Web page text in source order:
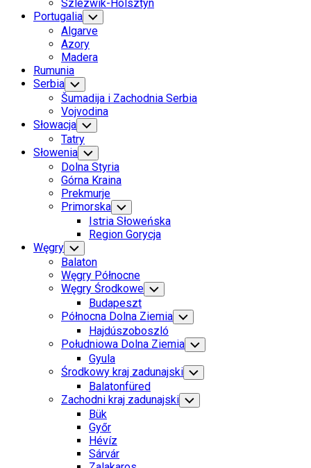
Szlezwik-Holsztyn
Portugalia Toggle
Child
Menu
Algarve
Azory
Madera
Rumunia
Serbia Toggle
Child
Menu
Šumadija i Zachodnia Serbia
Vojvodina
Słowacja Toggle
Child
Menu
Tatry
Słowenia Toggle
Child
Menu
Dolna Styria
Górna Kraina
Prekmurje
Primorska Toggle
Child
Menu
Istria Słoweńska
Region Gorycja
Węgry Toggle
Child
Menu
Balaton
Węgry Północne
Węgry Środkowe Toggle
Child
Menu
Budapeszt
Północna Dolna Ziemia Toggle
Child
Menu
Hajdúszoboszló
Południowa Dolna Ziemia Toggle
Child
Menu
Gyula
Środkowy kraj zadunajski Toggle
Child
Menu
Balatonfüred
Zachodni kraj zadunajski Toggle
Child
Bük
Győr
Hévíz
Sárvár